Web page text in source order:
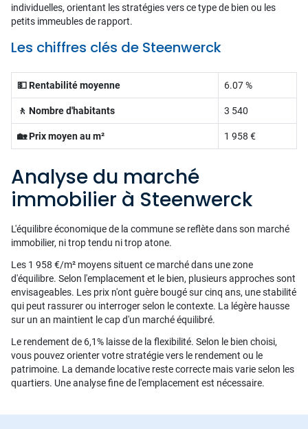
individuelles, orientant les stratégies vers ce type de bien ou les
petits immeubles de rapport.
Les chiffres clés de Steenwerck
💵 Rentabilité moyenne 6.07 %
🚶 Nombre d'habitants 3 540
🏡 Prix moyen au m² 1 958 €
Analyse du marché
immobilier à Steenwerck
L'équilibre économique de la commune se reflète dans son marché
immobilier, ni trop tendu ni trop atone.
Les 1 958 €/m² moyens situent ce marché dans une zone
d'équilibre. Selon l'emplacement et le bien, plusieurs approches sont
envisageables. Les prix n'ont guère bougé sur cinq ans, une stabilité
qui peut rassurer ou interroger selon le contexte. La légère hausse
sur un an maintient le cap d'un marché équilibré.
Le rendement de 6,1% laisse de la flexibilité. Selon le bien choisi,
vous pouvez orienter votre stratégie vers le rendement ou le
patrimoine. La demande locative reste correcte mais varie selon les
quartiers. Une analyse fine de l'emplacement est nécessaire.